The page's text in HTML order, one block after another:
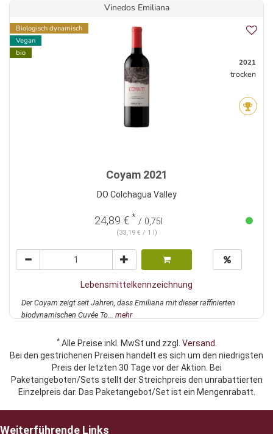
Vinedos Emiliana
Biologisch dynamisch
Vegan
bio
2021
trocken
Coyam 2021
DO Colchagua Valley
24,89 € * / 0,75l
(33,19 € / 1 l)
Lebensmittelkennzeichnung
Der Coyam zeigt seit Jahren, dass Emiliana mit dieser raffinierten
biodynamischen Cuvée To... mehr
*Alle Preise inkl. MwSt und zzgl. Versand.
Bei den gestrichenen Preisen handelt es sich um den niedrigsten
Preis der letzten 30 Tage vor der Aktion. Bei
Paketangeboten/Sets stellt der Streichpreis den unrabattierten
Einzelpreis dar. Das Paketangebot/Set ist ein Mengenrabatt.
Weiterführende Links